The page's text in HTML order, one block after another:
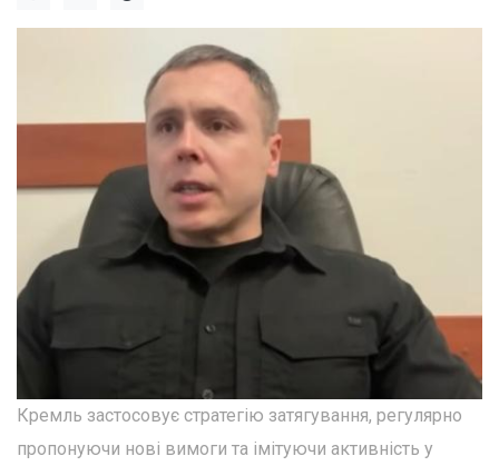
Кремль застосовує стратегію затягування, регулярно
пропонуючи нові вимоги та імітуючи активність у